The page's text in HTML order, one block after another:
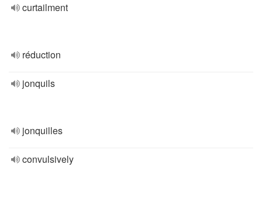
curtailment
réduction
jonquils
jonquilles
convulsively